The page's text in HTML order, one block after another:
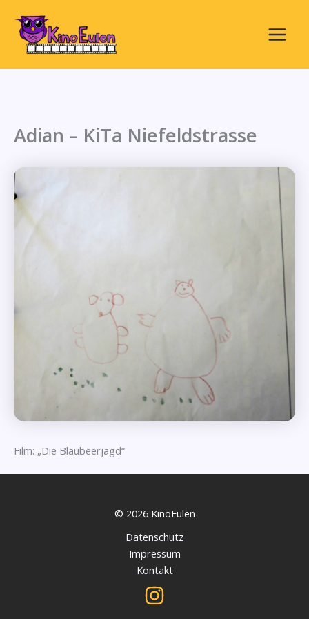
Inhalt
springen
Main
Menu
Adian – KiTa Niefeldstrasse
Film: „Die Blaubeerjagd“
© 2026 KinoEulen
Datenschutz
Impressum
Kontakt